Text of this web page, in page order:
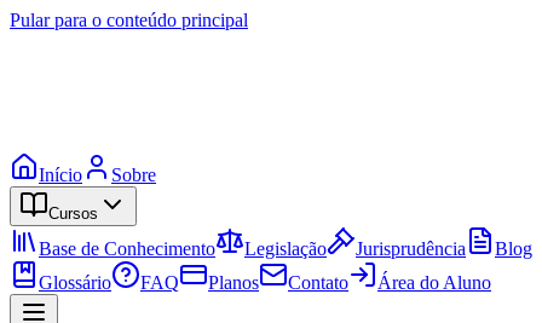
Pular para o conteúdo principal
Início Sobre
Cursos
Base de Conhecimento Legislação Jurisprudência
Blog
Glossário
FAQ Planos Contato Área do Aluno